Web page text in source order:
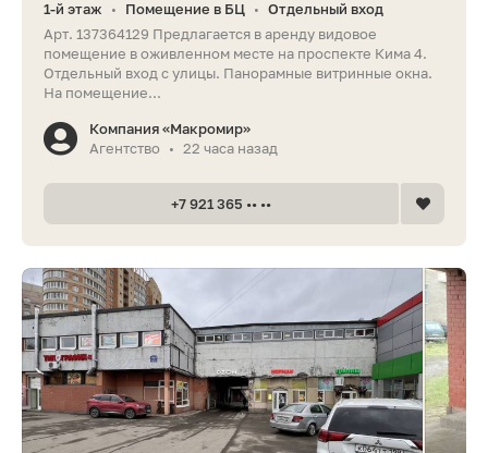
1-й этаж • Помещение в БЦ • Отдельный вход
Арт. 137364129 Предлагается в аренду видовое
помещение в оживленном месте на проспекте Кима 4.
Отдельный вход с улицы. Панорамные витринные окна.
На помещение...
Компания «Макромир»
Агентство
• 22 часа назад
+7 921 365 •• ••